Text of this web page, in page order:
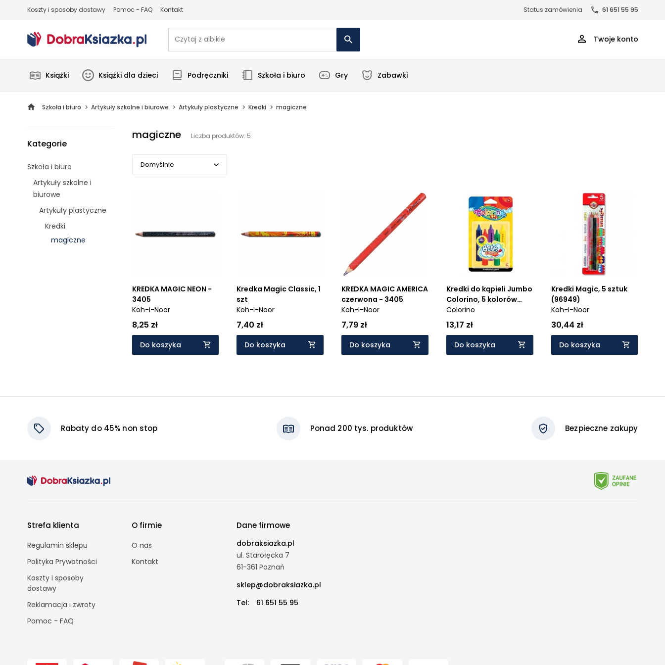
Koszty i sposoby dostawy Pomoc - FAQ Kontakt Status zamówienia 61 651 55 95
Twoje konto
Książki Książki dla dzieci Podręczniki Szkoła i biuro Gry Zabawki
Szkoła i biuro Artykuły szkolne i biurowe Artykuły plastyczne Kredki magiczne
Kategorie
Szkoła i biuro
Artykuły szkolne i
biurowe
Artykuły plastyczne
Kredki
magiczne
magiczne Liczba produktów: 5
Domyślnie
Od najstarszych
KREDKA MAGIC NEON -
3405
Koh-I-Noor
8,25 zł
Do koszyka
Kredka Magic Classic, 1
szt
Koh-I-Noor
7,40 zł
Do koszyka
KREDKA MAGIC AMERICA
czerwona - 3405
Koh-I-Noor
7,79 zł
Do koszyka
Kredki do kąpieli Jumbo
Colorino, 5 kolorów
(67300PTR)
Colorino
13,17 zł
Do koszyka
Kredki Magic, 5 sztuk
(96949)
Koh-I-Noor
30,44 zł
Do koszyka
Rabaty do 45% non stop Ponad 200 tys. produktów Bezpieczne zakupy
Strefa klienta
Regulamin sklepu
Polityka Prywatności
Koszty i sposoby
dostawy
Reklamacja i zwroty
Pomoc - FAQ
O firmie
O nas
Kontakt
Dane firmowe
dobraksiazka.pl
ul. Starołęcka 7
61-361 Poznań
sklep@dobraksiazka.pl
Tel:
61 651 55 95